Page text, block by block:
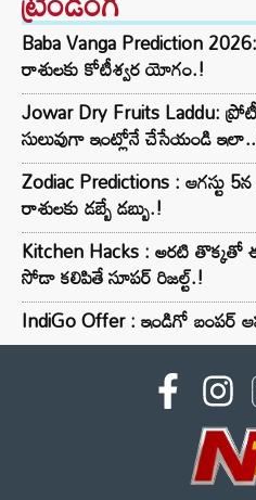
Baba Vanga Prediction
రాశులకు కోటీశ్వర యోగం.!
Jowar Dry Fruits Laddu: ప్రోటీన్
సులువుగా ఇంట్లోనే చేసేయండి
Zodiac Predictions : ఆగస్టు
రాశులకు డబ్బే డబ్బు.!
Kitchen Hacks : అరటి
సోడా కలిపితే సూపర్ రిజల్ట్.!
IndiGo Offer : ఇండిగో బంపర్